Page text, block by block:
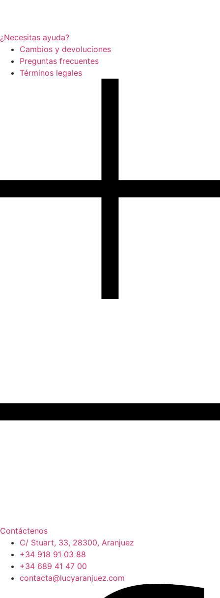
¿Necesitas ayuda?
Cambios y devoluciones
Preguntas frecuentes
Términos legales
Contáctenos
C/ Stuart, 33, 28300, Aranjuez
+34 918 91 03 88
+34 689 41 47 00
contacta@lucyaranjuez.com